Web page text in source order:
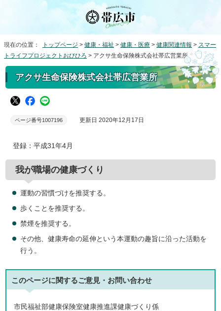
現在の位置： トップページ > 健康・福祉 > 健康・医療 > 健康関連情報 > スマー
トライフプロジェクトおびひろ > アクサ生命保険株式会社帯広営業所
アクサ生命保険株式会社帯広営業所
ページ番号1007196 更新日 2020年12月17日
登録：平成31年4月
我が職場の健康づくり
運動の習慣づけを推奨する。
歩くことを推奨する。
禁煙を推奨する。
その他、健康寿命の延伸という本運動の趣旨に沿った活動を
行う。
このページに関するご意見・お問い合わせ
市民福祉部健康保険室健康推進課健康づくり係